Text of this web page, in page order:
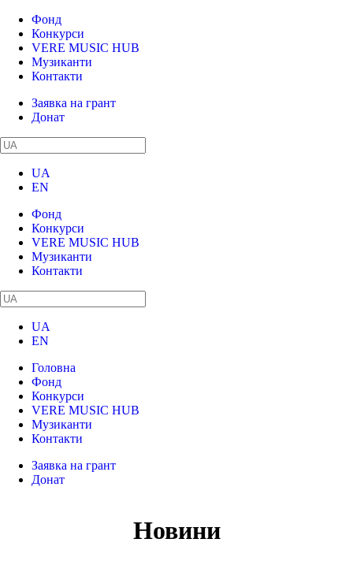
Фонд
Конкурси
VERE MUSIC HUB
Музиканти
Контакти
Заявка на грант
Донат
UA
EN
Фонд
Конкурси
VERE MUSIC HUB
Музиканти
Контакти
UA
EN
Головна
Фонд
Конкурси
VERE MUSIC HUB
Музиканти
Контакти
Заявка на грант
Донат
Новини